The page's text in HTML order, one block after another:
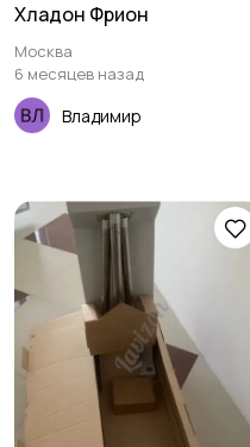
Хладон Фрион
Москва
6 месяцев назад
Владимир